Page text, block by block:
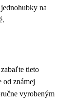
na
tieto
od známej
vyrobeným